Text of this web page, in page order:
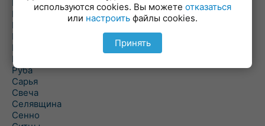
Погоща
Подсвилье
Полоцк
Поставы
Прозороки
Россоны
Руба
Сарья
Свеча
Селявщина
Сенно
используются cookies. Вы можете отказаться
или настроить файлы cookies.
Принять